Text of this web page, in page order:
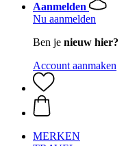
Aanmelden
Nu aanmelden
Ben je nieuw hier?
Account aanmaken
MERKEN